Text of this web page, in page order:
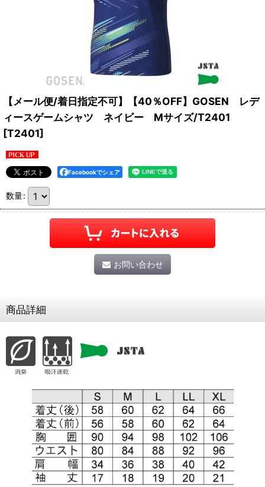
【メール便/着日指定不可】【40％OFF】GOSEN レデ
ィースゲームシャツ ネイビー Mサイズ/T2401
[T2401]
Facebookでシェア
数量:
お問い合わせ
商品詳細